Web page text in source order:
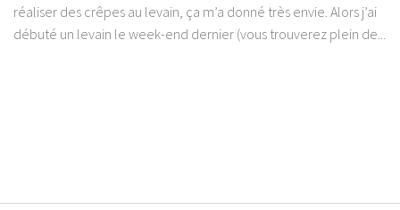
réaliser des crêpes au levain, ça m’a donné très envie. Alors j’ai
débuté un levain le week-end dernier (vous trouverez plein de...